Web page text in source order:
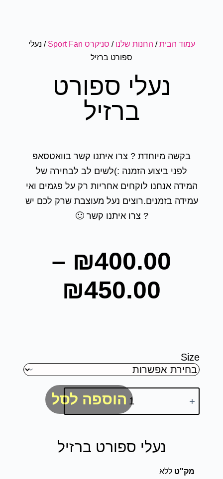
עמוד הבית/ החנות שלנו / סניקרס Sport Fan
/ נעלי
ספורט ברזיל
נעלי ספורט
ברזיל
בקשה מיוחדת ? צרו איתנו קשר בוואטסאפ
לפני ביצוע הזמנה :)לשים לב לבחירה של
המידה אנחנו לוקחים אחריות רק על פגמים ואי
עמידה בזמנים.רוצים נעל מעוצבת שרק לכם יש
? צרו איתנו קשר 🙂
₪400.00
–
₪450.00
Size
הוספה לסל
נעלי ספורט ברזיל
מק"ט ללא